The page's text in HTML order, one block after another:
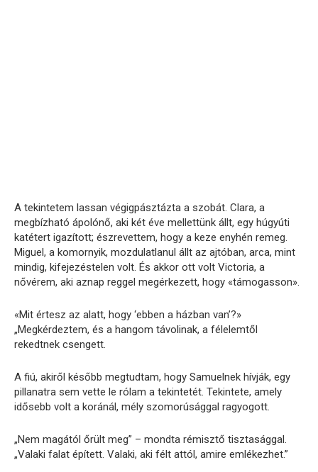
A tekintetem lassan végigpásztázta a szobát. Clara, a
megbízható ápolónő, aki két éve mellettünk állt, egy húgyúti
katétert igazított; észrevettem, hogy a keze enyhén remeg.
Miguel, a komornyik, mozdulatlanul állt az ajtóban, arca, mint
mindig, kifejezéstelen volt. És akkor ott volt Victoria, a
nővérem, aki aznap reggel megérkezett, hogy «támogasson».
«Mit értesz az alatt, hogy ‘ebben a házban van’?»
„Megkérdeztem, és a hangom távolinak, a félelemtől
rekedtnek csengett.
A fiú, akiről később megtudtam, hogy Samuelnek hívják, egy
pillanatra sem vette le rólam a tekintetét. Tekintete, amely
idősebb volt a koránál, mély szomorúsággal ragyogott.
„Nem magától őrült meg” – mondta rémisztő tisztasággal.
„Valaki falat épített. Valaki, aki félt attól, amire emlékezhet.”